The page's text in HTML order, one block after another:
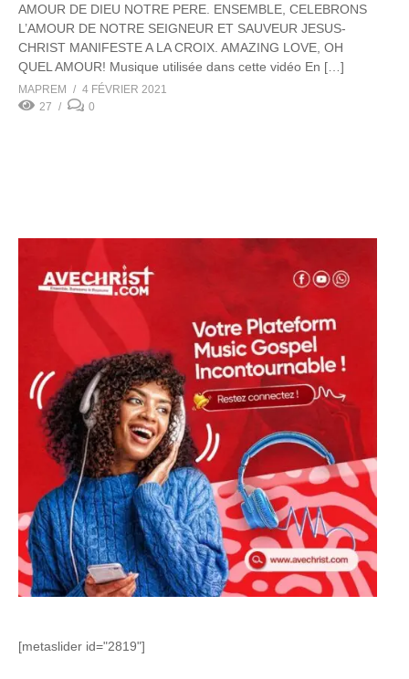
AMOUR DE DIEU NOTRE PERE. ENSEMBLE, CELEBRONS
L’AMOUR DE NOTRE SEIGNEUR ET SAUVEUR JESUS-
CHRIST MANIFESTE A LA CROIX. AMAZING LOVE, OH
QUEL AMOUR! Musique utilisée dans cette vidéo En […]
MAPREM
4 FÉVRIER 2021
27
0
[metaslider id="2819"]